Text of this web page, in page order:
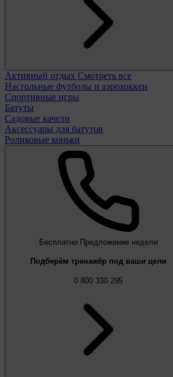
Активный отдых Смотреть все
Настольные футболы и аэрохоккеи
Спортивные игры
Батуты
Садовые качели
Аксессуары для батутов
Роликовые коньки
Бесплатно Предложение недели
Подберём тренажёр под ваши цели
0 800 330 295